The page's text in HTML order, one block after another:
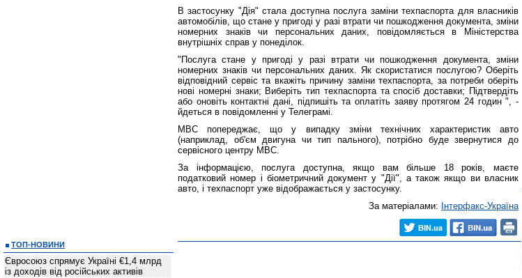
В застосунку "Дія" стала доступна послуга заміни техпаспорта для власників
автомобілів, що стане у пригоді у разі втрати чи пошкодження документа, зміни
номерних знаків чи персональних даних, повідомляється в Міністерства
внутрішніх справ у понеділок.
"Послуга стане у пригоді у разі втрати чи пошкодження документа, зміни
номерних знаків чи персональних даних. Як скористатися послугою? Оберіть
відповідний сервіс та вкажіть причину заміни техпаспорта, за потреби оберіть
нові номерні знаки; Виберіть тип техпаспорта та спосіб доставки; Підтвердіть
або оновіть контактні дані, підпишіть та оплатіть заяву протягом 24 годин ", -
йдеться в повідомленні у Телеграмі.
МВС попереджає, що у випадку зміни технічних характеристик авто
(наприклад, об'єм двигуна чи тип пального), потрібно буде звернутися до
сервісного центру МВС.
За інформацією, послуга доступна, якщо вам більше 18 років, маєте
податковий номер і біометричний документ у "Дії", а також якщо ви власник
авто, і техпаспорт уже відображається у застосунку.
За матеріалами: Інтерфакс-Україна
ТОП-НОВИНИ
Євросоюз спрямує Україні €1,4 млрд
із доходів від російських активів